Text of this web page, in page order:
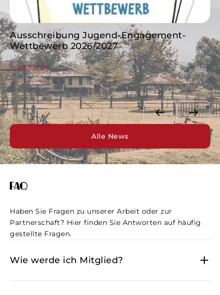
Ausschreibung Jugend-Engagement-
Wettbewerb 2026/2027
30/07/2026
Alle News
FAQ
Haben Sie Fragen zu unserer Arbeit oder zur
Partnerschaft? Hier finden Sie Antworten auf häufig
gestellte Fragen.
Wie werde ich Mitglied?